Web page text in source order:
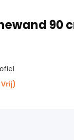
90